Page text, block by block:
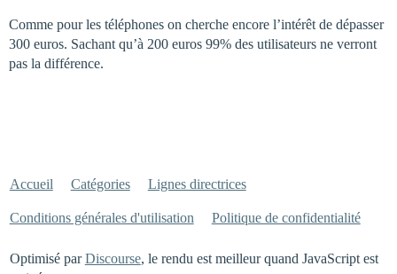
Comme pour les téléphones on cherche encore l’intérêt de dépasser
300 euros. Sachant qu’à 200 euros 99% des utilisateurs ne verront
pas la différence.
Accueil Catégories Lignes directrices
Conditions générales d'utilisation Politique de confidentialité
Optimisé parDiscourse, le rendu est meilleur quand JavaScript est